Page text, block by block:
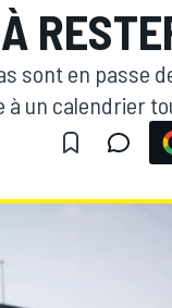
sont en passe
un calendrier